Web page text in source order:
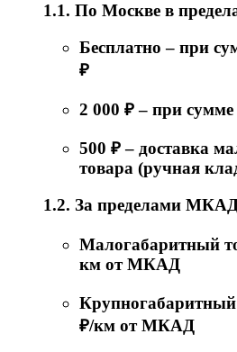
1.1. По Москве в
Бесплатно – при
₽
2 000 ₽ – при сумме
500 ₽ – доставка
товара (ручная
1.2. За пределами
Малогабаритный
км от МКАД
₽/км от МКАД